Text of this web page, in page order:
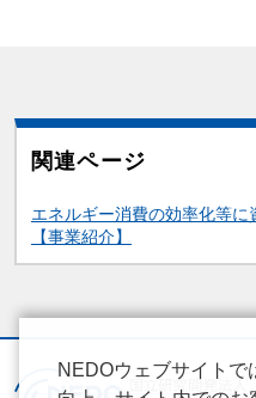
関連ページ
関連情報
エネルギー消費の効率化等
【事業紹介】
NEDOウェブサイトで